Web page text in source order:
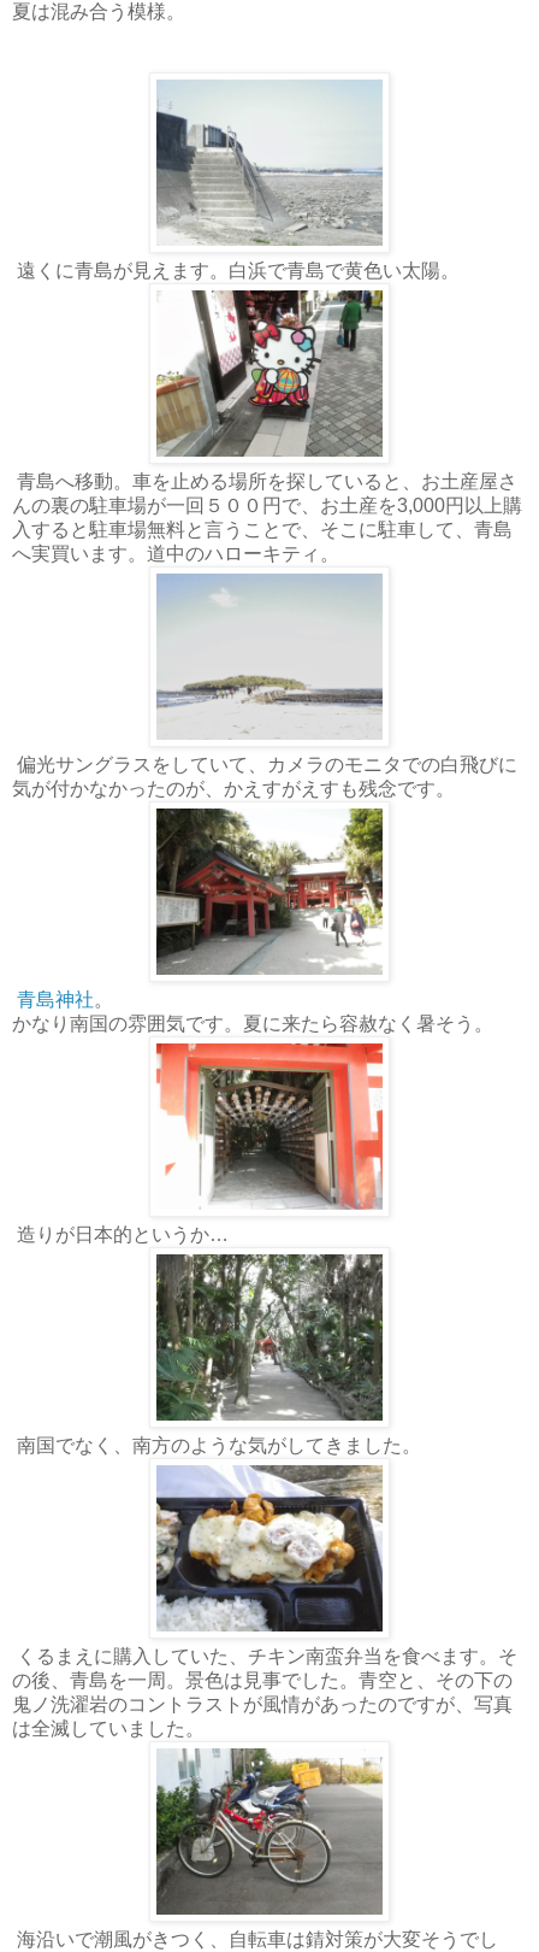
夏は混み合う模様。
遠くに青島が見えます。白浜で青島で黄色い太陽。
青島へ移動。車を止める場所を探していると、お土産屋さ
んの裏の駐車場が一回５００円で、お土産を3,000円以上購
入すると駐車場無料と言うことで、そこに駐車して、青島
へ実買います。道中のハローキティ。
偏光サングラスをしていて、カメラのモニタでの白飛びに
気が付かなかったのが、かえすがえすも残念です。
青島神社。
かなり南国の雰囲気です。夏に来たら容赦なく暑そう。
造りが日本的というか…
南国でなく、南方のような気がしてきました。
くるまえに購入していた、チキン南蛮弁当を食べます。そ
の後、青島を一周。景色は見事でした。青空と、その下の
鬼ノ洗濯岩のコントラストが風情があったのですが、写真
は全滅していました。
海沿いで潮風がきつく、自転車は錆対策が大変そうでし